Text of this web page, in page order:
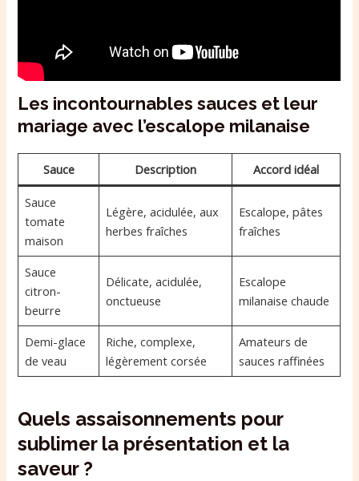
Les incontournables sauces et leur
mariage avec l’escalope milanaise
Sauce Description Accord idéal
Sauce
tomate
maison
Légère, acidulée, aux
herbes fraîches
Escalope, pâtes
fraîches
Sauce
citron-
beurre
Délicate, acidulée,
onctueuse
Escalope
milanaise chaude
Demi-glace
de veau
Riche, complexe,
légèrement corsée
Amateurs de
sauces raffinées
Quels assaisonnements pour
sublimer la présentation et la
saveur ?